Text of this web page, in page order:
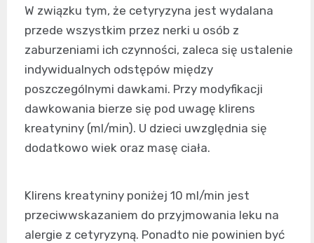
W związku tym, że cetyryzyna jest wydalana
przede wszystkim przez nerki u osób z
zaburzeniami ich czynności, zaleca się ustalenie
indywidualnych odstępów między
poszczególnymi dawkami. Przy modyfikacji
dawkowania bierze się pod uwagę klirens
kreatyniny (ml/min). U dzieci uwzględnia się
dodatkowo wiek oraz masę ciała.
Klirens kreatyniny poniżej 10 ml/min jest
przeciwwskazaniem do przyjmowania leku na
alergie z cetyryzyną. Ponadto nie powinien być